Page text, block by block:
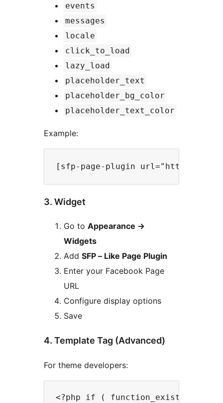
events
messages
locale
click_to_load
lazy_load
placeholder_text
placeholder_bg_color
placeholder_text_color
Example:
3. Widget
Go to Appearance ->
Widgets
Add SFP – Like Page Plugin
Enter your Facebook Page
URL
Configure display options
Save
4. Template Tag (Advanced)
For theme developers:
<?php if ( function_exists(